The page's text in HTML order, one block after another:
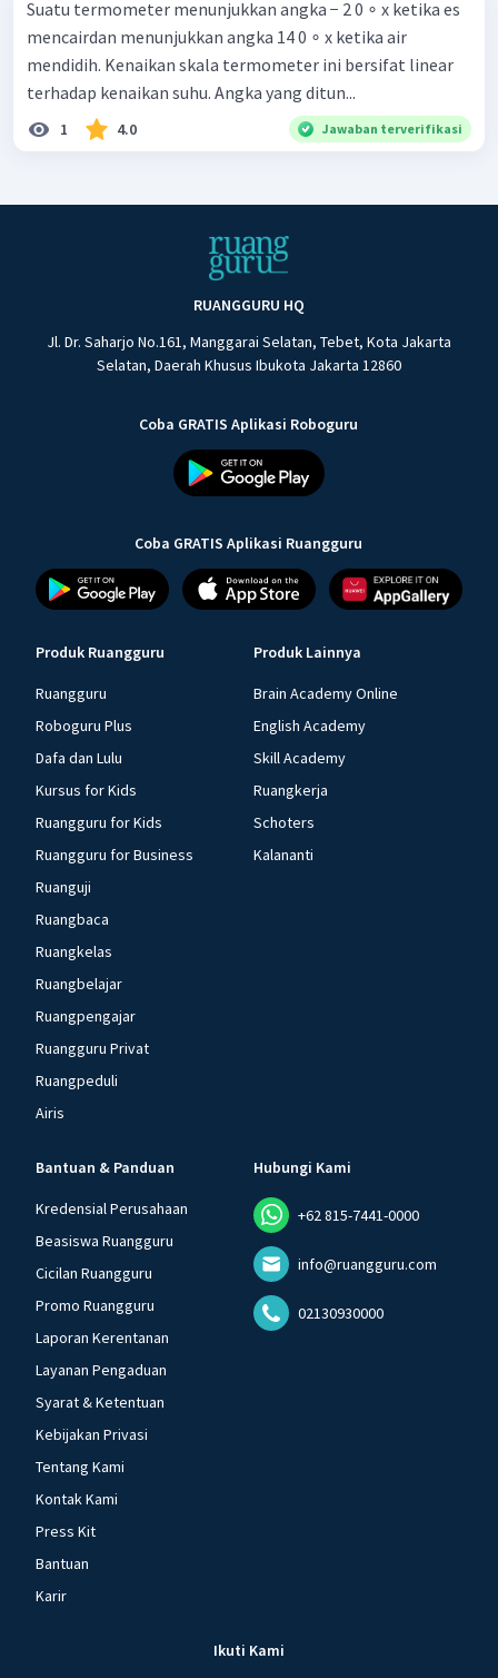
Suatu termometer menunjukkan angka − 2 0 ∘ x ketika es
mencairdan menunjukkan angka 14 0 ∘ x ketika air
mendidih. Kenaikan skala termometer ini bersifat linear
terhadap kenaikan suhu. Angka yang ditun...
1 4.0 Jawaban terverifikasi
RUANGGURU HQ
Jl. Dr. Saharjo No.161, Manggarai Selatan, Tebet, Kota Jakarta
Selatan, Daerah Khusus Ibukota Jakarta 12860
Coba GRATIS Aplikasi Roboguru
Coba GRATIS Aplikasi Ruangguru
Produk Ruangguru
Ruangguru
Roboguru Plus
Dafa dan Lulu
Kursus for Kids
Ruangguru for Kids
Ruangguru for Business
Ruanguji
Ruangbaca
Ruangkelas
Ruangbelajar
Ruangpengajar
Ruangguru Privat
Ruangpeduli
Airis
Produk Lainnya
Brain Academy Online
English Academy
Skill Academy
Ruangkerja
Schoters
Kalananti
Bantuan & Panduan
Kredensial Perusahaan
Beasiswa Ruangguru
Cicilan Ruangguru
Promo Ruangguru
Laporan Kerentanan
Layanan Pengaduan
Syarat & Ketentuan
Kebijakan Privasi
Tentang Kami
Kontak Kami
Press Kit
Bantuan
Karir
Hubungi Kami
+62 815-7441-0000
info@ruangguru.com
02130930000
Ikuti Kami